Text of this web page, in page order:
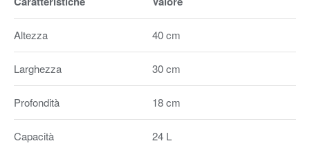
Altezza 40 cm
Larghezza 30 cm
Profondità 18 cm
Capacità 24 L